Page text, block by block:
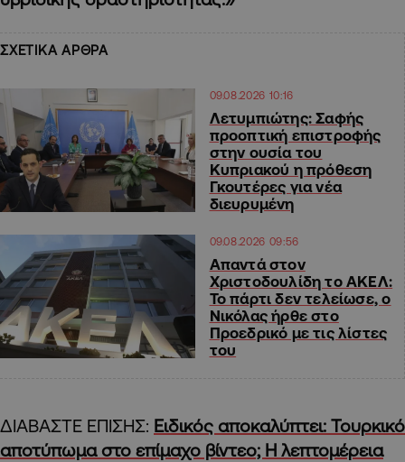
ΣΧΕΤΙΚΑ ΑΡΘΡΑ
09.08.2026 10:16
Λετυμπιώτης: Σαφής
προοπτική επιστροφής
στην ουσία του
Κυπριακού η πρόθεση
Γκουτέρες για νέα
διευρυμένη
09.08.2026 09:56
Απαντά στον
Χριστοδουλίδη το ΑΚΕΛ:
Το πάρτι δεν τελείωσε, ο
Νικόλας ήρθε στο
Προεδρικό με τις λίστες
του
ΔΙΑΒΑΣΤΕ ΕΠΙΣΗΣ: Ειδικός αποκαλύπτει: Τουρκικό
αποτύπωμα στο επίμαχο βίντεο; Η λεπτομέρεια